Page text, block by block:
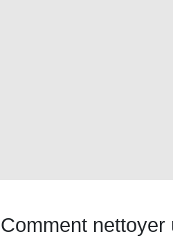
Comment nettoyer